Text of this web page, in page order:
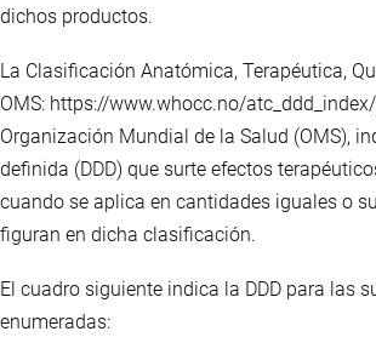
dichos productos.
La Clasificación Anatómica, Terapéutica,
OMS: https://www.whocc.no/
Organización Mundial de la Salud (OMS),
definida (DDD) que surte efectos
cuando se aplica en cantidades iguales o
figuran en dicha clasificación.
El cuadro siguiente indica la DDD para las
enumeradas: